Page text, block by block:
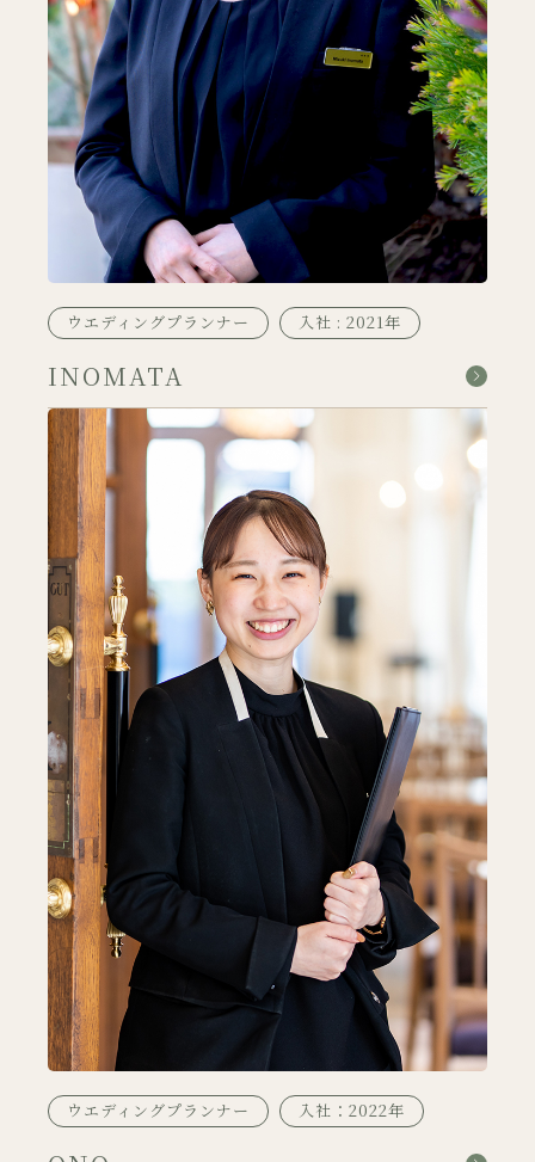
ウエディングプランナー 入社 : 2021年
INOMATA
ウエディングプランナー 入社：2022年